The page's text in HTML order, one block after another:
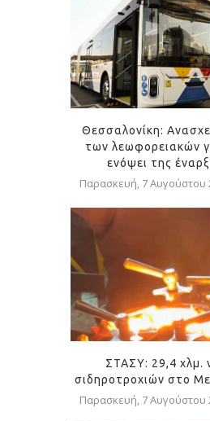
Θεσσαλονίκη:
των λεωφορειακών
ενόψει της
Παρασκευή, 7 Αυγούστου
ΣΤΑΣΥ: 29,4 χλμ.
σιδηροτροχιών στο
Παρασκευή, 7 Αυγούστου